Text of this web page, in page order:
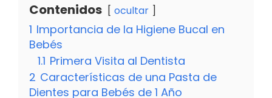
Contenidos ocultar
1 Importancia de la Higiene Bucal en
Bebés
1.1 Primera Visita al Dentista
2 Características de una Pasta de
Dientes para Bebés de 1 Año